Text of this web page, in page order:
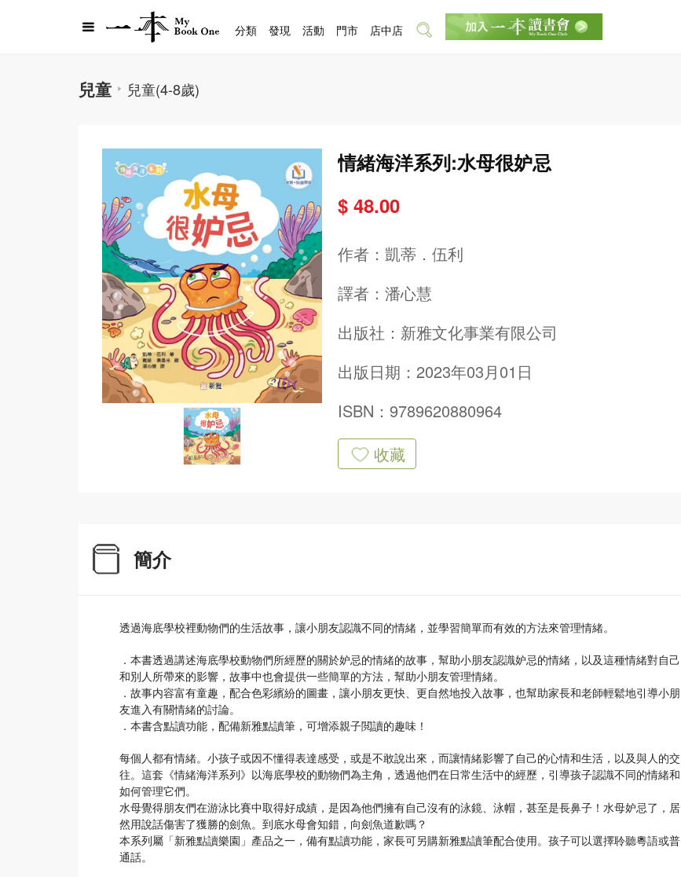
兒童 兒童(4-8歲)
情緒海洋系列:水母很妒忌
$ 48.00
作者： 凱蒂．伍利
譯者： 潘心慧
出版社： 新雅文化事業有限公司
出版日期：2023年03月01日
ISBN：9789620880964
收藏
簡介
透過海底學校裡動物們的生活故事，讓小朋友認識不同的情緒，並學習簡單而有效的方法來管理情緒。
．本書透過講述海底學校動物們所經歷的關於妒忌的情緒的故事，幫助小朋友認識妒忌的情緒，以及這種情緒對自己
和別人所帶來的影響，故事中也會提供一些簡單的方法，幫助小朋友管理情緒。
．故事内容富有童趣，配合色彩繽紛的圖畫，讓小朋友更快、更自然地投入故事，也幫助家長和老師輕鬆地引導小朋
友進入有關情緒的討論。
．本書含點讀功能，配備新雅點讀筆，可增添親子閲讀的趣味！
每個人都有情緒。小孩子或因不懂得表達感受，或是不敢說出來，而讓情緒影響了自己的心情和生活，以及與人的交
往。這套《情緒海洋系列》以海底學校的動物們為主角，透過他們在日常生活中的經歷，引導孩子認識不同的情緒和
如何管理它們。
水母覺得朋友們在游泳比賽中取得好成績，是因為他們擁有自己沒有的泳鏡、泳帽，甚至是長鼻子！水母妒忌了，居
然用說話傷害了獲勝的劍魚。到底水母會知錯，向劍魚道歉嗎？
本系列屬「新雅點讀樂園」產品之一，備有點讀功能，家長可另購新雅點讀筆配合使用。孩子可以選擇聆聽粵語或普
通話。
分類 發現 活動 門市 店中店